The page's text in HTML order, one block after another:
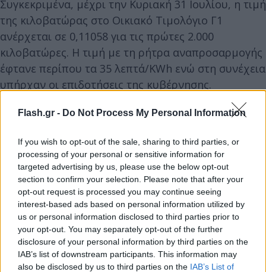
Flash.gr - Do Not Process My Personal Information
If you wish to opt-out of the sale, sharing to third parties, or
processing of your personal or sensitive information for
targeted advertising by us, please use the below opt-out
section to confirm your selection. Please note that after your
opt-out request is processed you may continue seeing
interest-based ads based on personal information utilized by
us or personal information disclosed to third parties prior to
your opt-out. You may separately opt-out of the further
disclosure of your personal information by third parties on the
IAB’s list of downstream participants. This information may
also be disclosed by us to third parties on the IAB’s List of
Συγκεκριμένα, μέχρι την Κυριακή 31 Ιουλίου, η τιμή
της κιλοβατώρας στο Οικιακό Τιμολόγιο Γ1
ανέρχεται σε 0,11058 για τις πρώτες 2.000
κιλοβατώρες. Η τιμή με τη ρήτρα αναπροσαρμογής
έφτανε περίπου τα 35 λεπτά/KWh ενώ στη συνέχεια
υπήρχαν οι επιδοτήσεις της κυβέρνησης.
Τιμοκατάλογος ΔΕΗ απο 1η Αυγούστου
2022
Από 1 Αυγούστου έως 31 Αυγούστου η χρέωση ανά
κιλοβατώρα θα είναι 0,4860 ευρώ, με την
κυβέρνηση να ανακοινώνει ότι με τις επιδοτήσεις
οι τελικές τιμές θα ανέρχονται γύρω στα 16
λεπτά/KWh μετάτην επιδότηση Αυγούστου που
ανακοίνωσε ο κ. Σκρέκας